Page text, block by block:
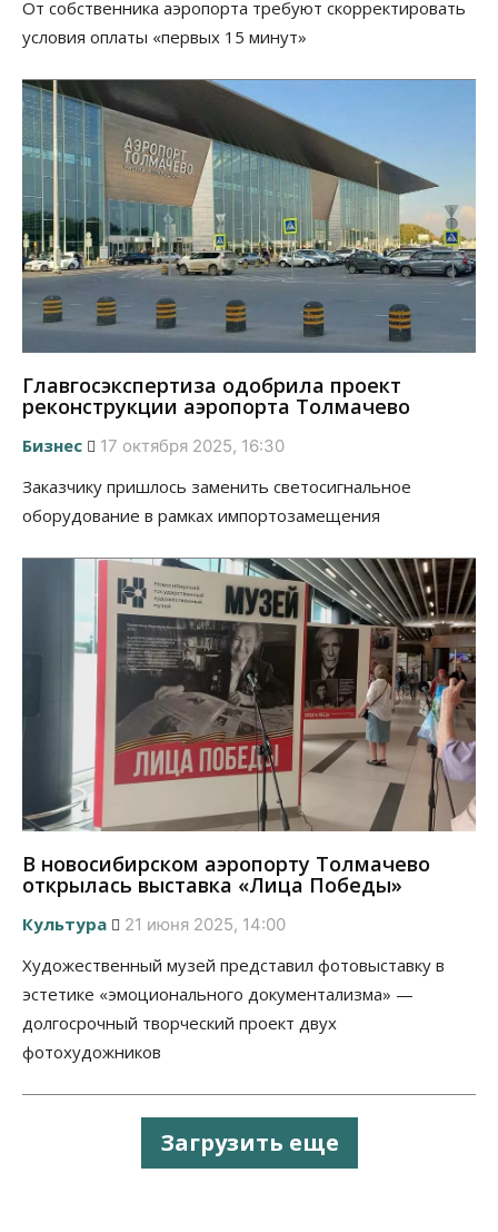
От собственника аэропорта требуют скорректировать
условия оплаты «первых 15 минут»
Главгосэкспертиза одобрила проект
реконструкции аэропорта Толмачево
Бизнес 17 октября 2025, 16:30
Заказчику пришлось заменить светосигнальное
оборудование в рамках импортозамещения
В новосибирском аэропорту Толмачево
открылась выставка «Лица Победы»
Культура 21 июня 2025, 14:00
Художественный музей представил фотовыставку в
эстетике «эмоционального документализма» —
долгосрочный творческий проект двух
фотохудожников
Загрузить еще